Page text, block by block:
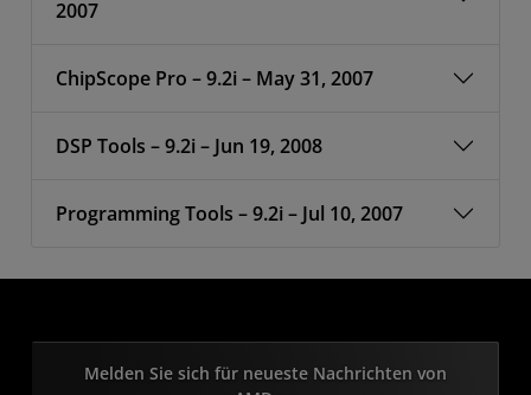
2007
ChipScope Pro – 9.2i – May 31, 2007
DSP Tools – 9.2i – Jun 19, 2008
Programming Tools – 9.2i – Jul 10, 2007
Melden Sie sich für neueste Nachrichten von